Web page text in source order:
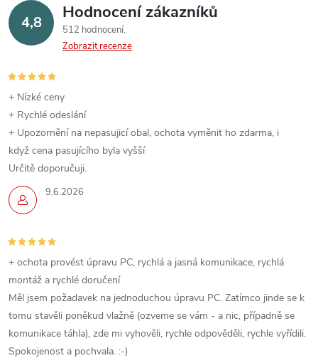
d
a
c
í
p
r
v
k
y
v
ý
p
4,8 Hodnocení zákazníků
512 hodnocení
Zobrazit recenze
9.6.2026
+ Nízké ceny
+ Rychlé odeslání
+ Upozornění na nepasujicí obal, ochota vyměnit ho zdarma, i
když cena pasujícího byla vyšší
Určitě doporučuji.
+ ochota provést úpravu PC, rychlá a jasná komunikace, rychlá
montáž a rychlé doručení
Měl jsem požadavek na jednoduchou úpravu PC. Zatímco jinde se k
tomu stavěli poněkud vlažně (ozveme se vám - a nic, případně se
komunikace táhla), zde mi vyhověli, rychle odpověděli, rychle vyřídili.
Spokojenost a pochvala. :-)